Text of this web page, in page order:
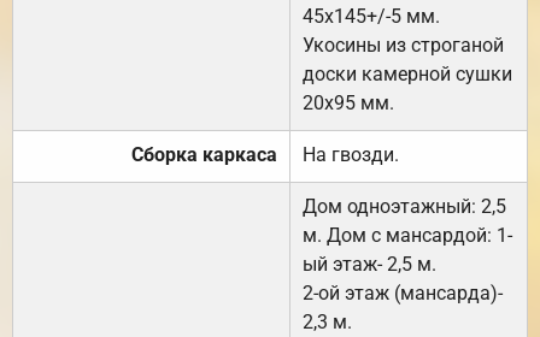
45х145+/-5 мм.
Укосины из строганой
доски камерной сушки
20х95 мм.
Сборка каркаса На гвозди.
Дом одноэтажный: 2,5
м. Дом с мансардой: 1-
ый этаж- 2,5 м.
2-ой этаж (мансарда)-
2,3 м.